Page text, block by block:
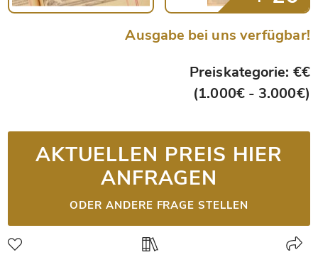
Ausgabe bei uns verfügbar!
Preiskategorie: €€
(1.000€ - 3.000€)
AKTUELLEN PREIS HIER
ANFRAGEN
ODER ANDERE FRAGE STELLEN